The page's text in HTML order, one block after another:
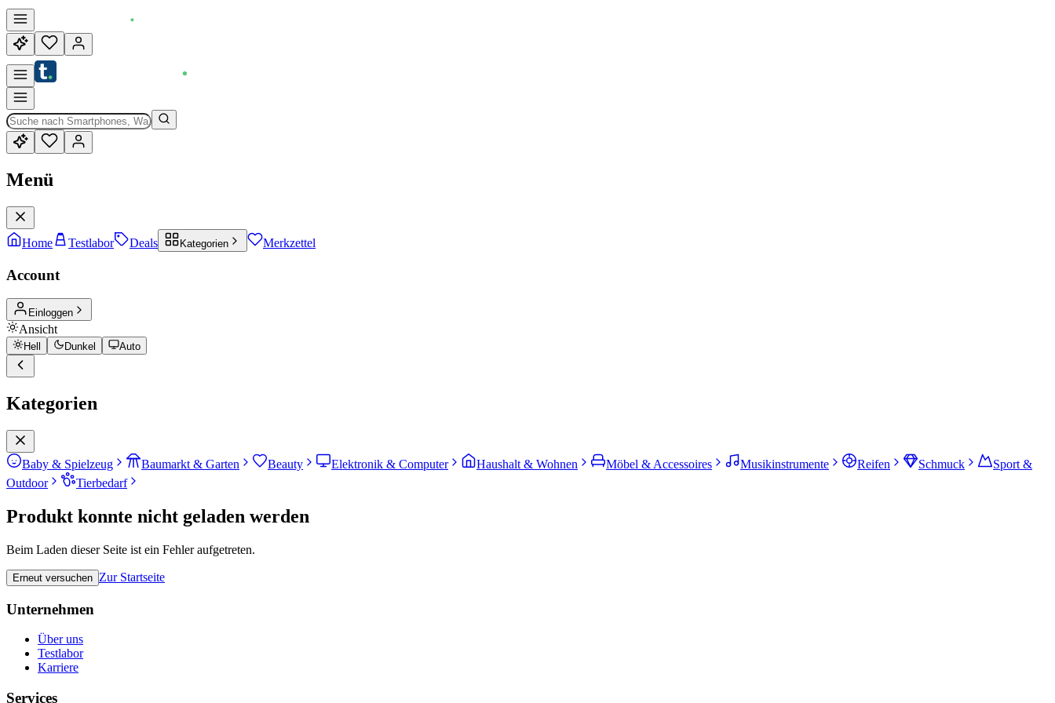
Menü
Home Testlabor Deals Kategorien Merkzettel
Account
Einloggen
Ansicht
Hell Dunkel Auto
Kategorien
Baby & Spielzeug Baumarkt & Garten Beauty Elektronik & Computer Haushalt & Wohnen Möbel & Accessoires Musikinstrumente Reifen Schmuck
Sport &
Outdoor
Tierbedarf
Produkt konnte nicht geladen werden
Beim Laden dieser Seite ist ein Fehler aufgetreten.
Erneut versuchen Zur Startseite
Unternehmen
Über uns
Testlabor
Karriere
Services